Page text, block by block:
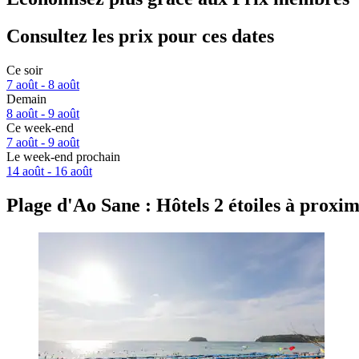
Consultez les prix pour ces dates
Ce soir
7 août - 8 août
Demain
8 août - 9 août
Ce week-end
7 août - 9 août
Le week-end prochain
14 août - 16 août
Plage d'Ao Sane : Hôtels 2 étoiles à